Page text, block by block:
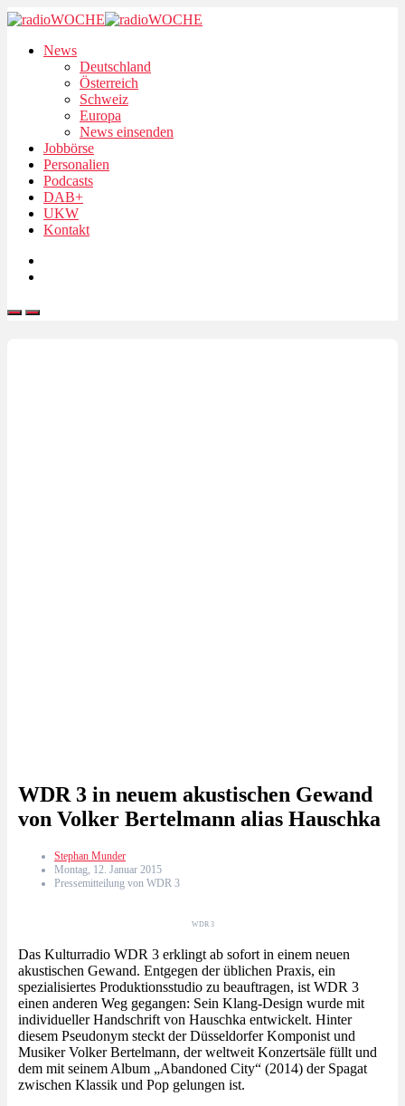
News
Deutschland
Österreich
Schweiz
Europa
News einsenden
Jobbörse
Personalien
Podcasts
DAB+
UKW
Kontakt
WDR 3 in neuem akustischen Gewand
von Volker Bertelmann alias Hauschka
Stephan Munder
Montag, 12. Januar 2015
Pressemitteilung von WDR 3
WDR 3
Das Kulturradio WDR 3 erklingt ab sofort in einem neuen
akustischen Gewand. Entgegen der üblichen Praxis, ein
spezialisiertes Produktionsstudio zu beauftragen, ist WDR 3
einen anderen Weg gegangen: Sein Klang-Design wurde mit
individueller Handschrift von Hauschka entwickelt. Hinter
diesem Pseudonym steckt der Düsseldorfer Komponist und
Musiker Volker Bertelmann, der weltweit Konzertsäle füllt und
dem mit seinem Album „Abandoned City“ (2014) der Spagat
zwischen Klassik und Pop gelungen ist.